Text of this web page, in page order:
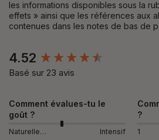
les informations disponibles sous la
effets » ainsi que les références aux
contenues dans les notes de bas de
4.52
Basé sur 23 avis
Comment évalues-tu le
goût ?
Naturellement Intensif
?
1
New content loaded